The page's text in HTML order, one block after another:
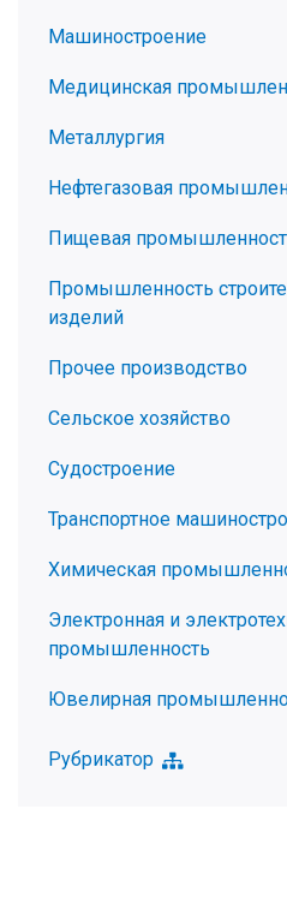
Машиностроение
Медицинская
Металлургия
Нефтегазовая
Пищевая
Промышленность
изделий
Прочее производство
Сельское хозяйство
Судостроение
Транспортное
Химическая
Электронная и
промышленность
Ювелирная
Рубрикатор